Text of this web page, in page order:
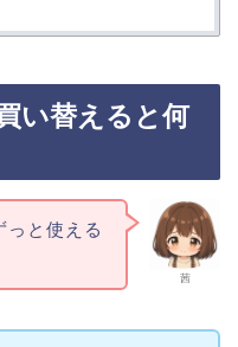
い替えると何
茜
っと使える